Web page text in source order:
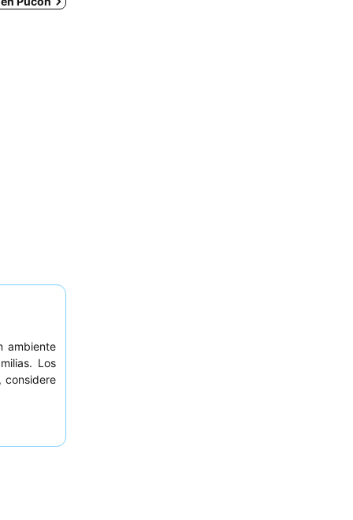
ambiente
Los
considere